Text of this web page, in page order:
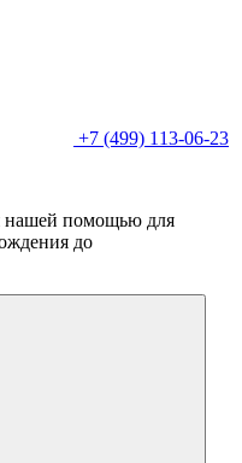
+7 (499) 113-06-23
нашей помощью для
до